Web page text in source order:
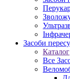
Засоби
Каталог
Все